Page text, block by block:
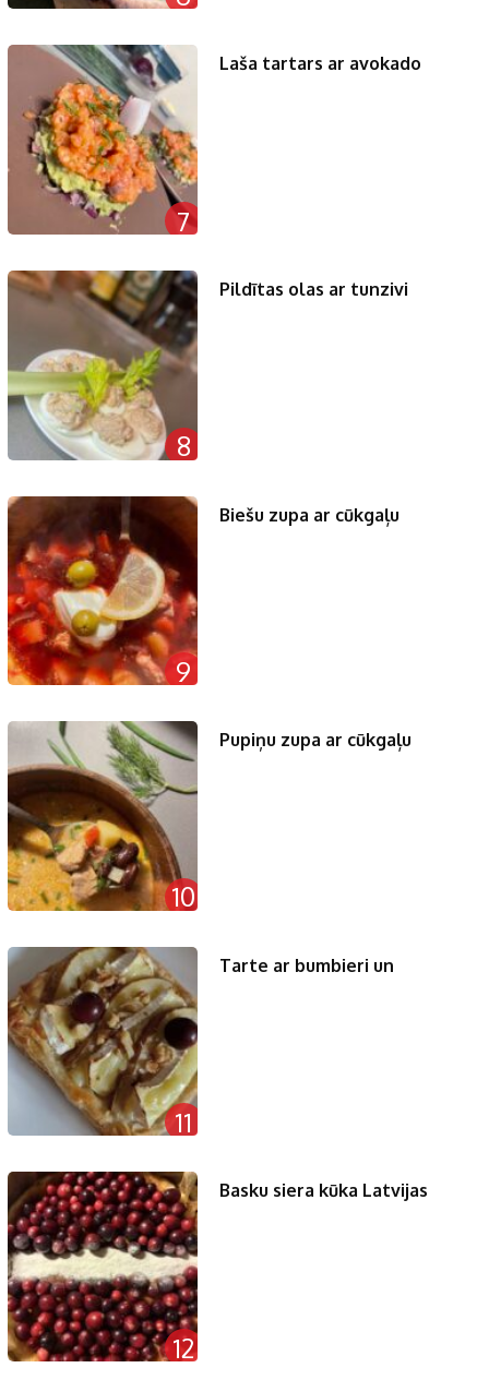
7
Laša tartars ar avokado
8
Pildītas olas ar tunzivi
9
Biešu zupa ar cūkgaļu
10
Pupiņu zupa ar cūkgaļu
11
Tarte ar bumbieri un
12
Basku siera kūka Latvijas